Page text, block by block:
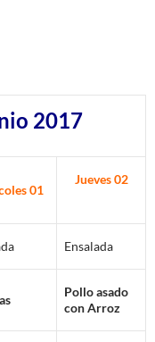
2017
01
Jueves 02
Ensalada
Pollo asado
con Arroz